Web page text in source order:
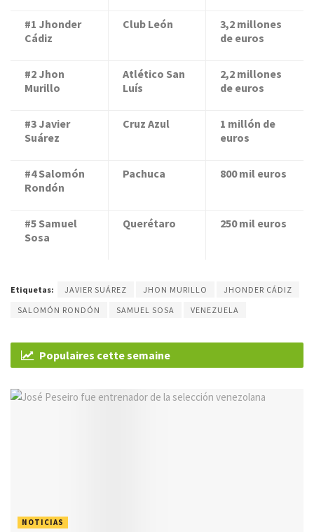
#1 Jhonder
Cádiz
Club León
3,2 millones
de euros
#2 Jhon
Murillo
Atlético San
Luís
2,2 millones
de euros
#3 Javier
Suárez
Cruz Azul
1 millón de
euros
#4 Salomón
Rondón
Pachuca 800 mil euros
#5 Samuel
Sosa
Querétaro 250 mil euros
Etiquetas: JAVIER SUÁREZ JHON MURILLO
JHONDER CÁDIZ
SALOMÓN RONDÓN
SAMUEL SOSA VENEZUELA
Populaires cette semaine
NOTICIAS